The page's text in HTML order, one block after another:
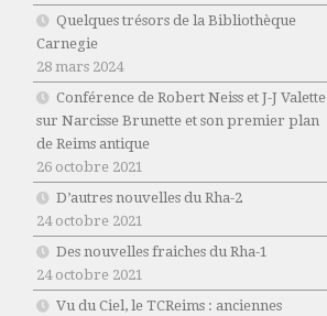
Quelques trésors de la Bibliothèque
Carnegie
28 mars 2024
Conférence de Robert Neiss et J-J Valette
sur Narcisse Brunette et son premier plan
de Reims antique
26 octobre 2021
D’autres nouvelles du Rha-2
24 octobre 2021
Des nouvelles fraiches du Rha-1
24 octobre 2021
Vu du Ciel, le TCReims : anciennes